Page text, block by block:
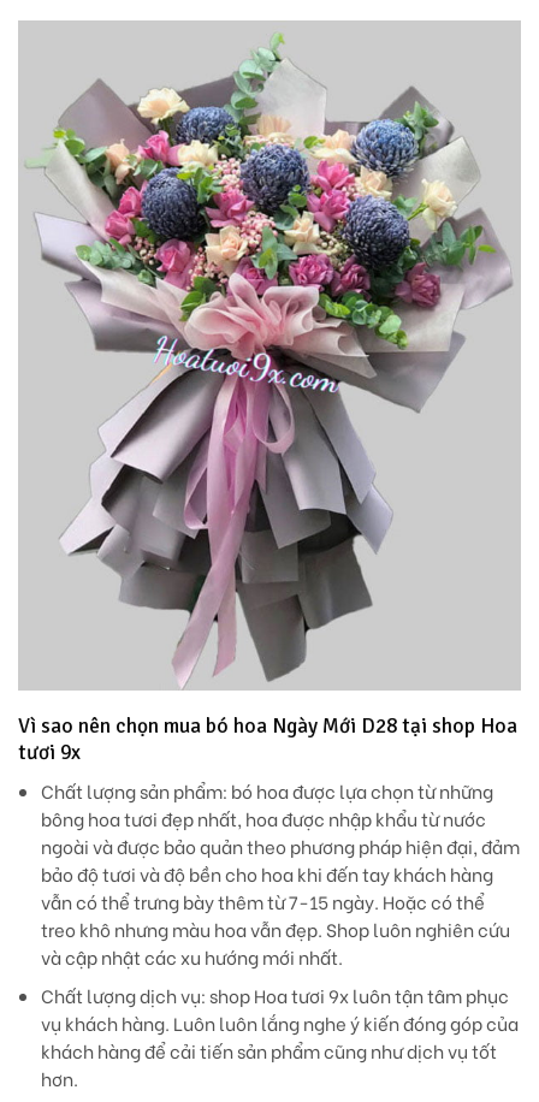
Vì sao nên chọn mua bó hoa Ngày Mới D28 tại shop Hoa
tươi 9x
Chất lượng sản phẩm: bó hoa được lựa chọn từ những
bông hoa tươi đẹp nhất, hoa được nhập khẩu từ nước
ngoài và được bảo quản theo phương pháp hiện đại, đảm
bảo độ tươi và độ bền cho hoa khi đến tay khách hàng
vẫn có thể trưng bày thêm từ 7-15 ngày. Hoặc có thể
treo khô nhưng màu hoa vẫn đẹp. Shop luôn nghiên cứu
và cập nhật các xu hướng mới nhất.
Chất lượng dịch vụ: shop Hoa tươi 9x luôn tận tâm phục
vụ khách hàng. Luôn luôn lắng nghe ý kiến đóng góp của
khách hàng để cải tiến sản phẩm cũng như dịch vụ tốt
hơn.